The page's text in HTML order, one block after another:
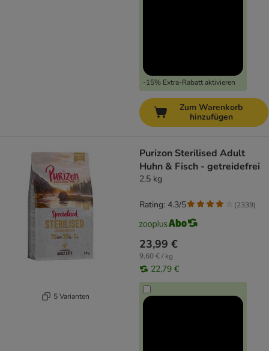
-15% Extra-Rabatt aktivieren
Zum Warenkorb
hinzufügen
5 Varianten
Purizon Sterilised Adult
Huhn & Fisch - getreidefrei
2,5 kg
23,99 €
9,60 € / kg
22,79 €
Rating: 4.3/5 (2339)